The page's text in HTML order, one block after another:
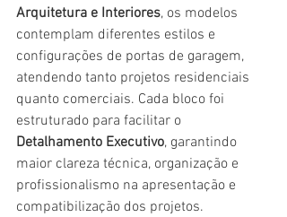
Arquitetura e Interiores, os modelos
contemplam diferentes estilos e
configurações de portas de garagem,
atendendo tanto projetos residenciais
quanto comerciais. Cada bloco foi
estruturado para facilitar o
Detalhamento Executivo, garantindo
maior clareza técnica, organização e
profissionalismo na apresentação e
compatibilização dos projetos.